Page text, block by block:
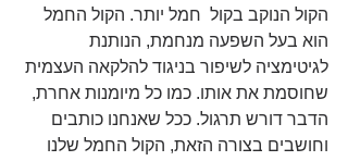
הקול הנוקב בקול  חמל יותר. הקול החמל
הוא בעל השפעה מנחמת, הנותנת
לגיטימציה לשיפור בניגוד להלקאה העצמית
שחוסמת את אותו. כמו כל מיומנות אחרת,
הדבר דורש תרגול. ככל שאנחנו כותבים
וחושבים בצורה הזאת, הקול החמל שלנו